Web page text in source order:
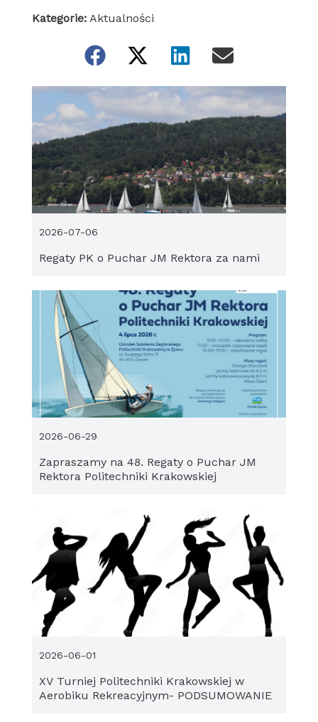
Kategorie: Aktualności
Regaty PK o Puchar JM Rektora za nami
2026-07-06
Zapraszamy na 48. Regaty o Puchar JM
Rektora Politechniki Krakowskiej
2026-06-29
XV Turniej Politechniki Krakowskiej w
Aerobiku Rekreacyjnym- PODSUMOWANIE
2026-06-01